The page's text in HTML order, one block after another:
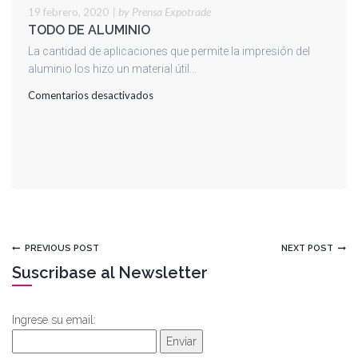
19 febrero, 2020 | by Prensa Expotrade
TODO DE ALUMINIO
La cantidad de aplicaciones que permite la impresión del
aluminio los hizo un material útil...
Comentarios desactivadosen
PREVIOUS POST NEXT POST
Suscribase al Newsletter
Ingrese su email:
Enviar